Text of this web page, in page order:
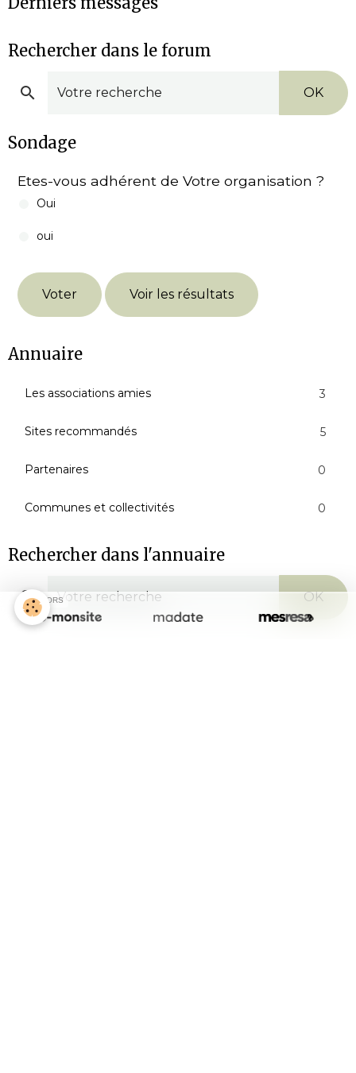
Rechercher dans le forum
OK
Sondage
Etes-vous adhérent de Votre organisation ?
Oui
oui
Voter Voir les résultats
Annuaire
Les associations amies 3
Sites recommandés 5
Partenaires 0
Communes et collectivités 0
Rechercher dans l'annuaire
OK
SPONSORS